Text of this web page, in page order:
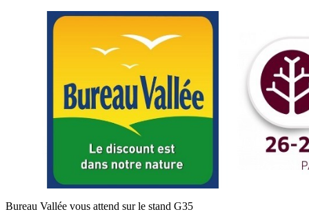
Bureau Vallée vous attend sur le stand G35